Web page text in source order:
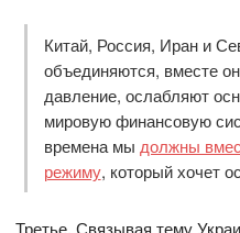
Китай, Россия, Иран и
объединяются, вместе
давление, ослабляют
мировую финансовую
времена мы должны
режиму, который хочет
Третье. Связывая тему